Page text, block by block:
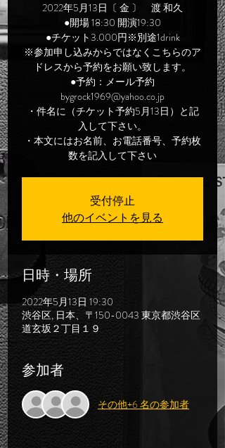
2022年5月13日〔 金 〕 渡 和久
●開場 18:30 開演19:30
●チケット3.000円※別途1drink
※参加申し込みからではなくこちらのア
ドレスから予約をお願い致します。
●予約：メール予約
bygrock1969@yahoo.co.jp
・件名に（チケット予約5月13日）と記
入して下さい。
・本文にはお名前、お電話番号、予約枚
数を記入して下さい
受付停止
他のイベントを見る
日時・場所
2022年5月13日 19:30
渋谷区, 日本、〒150-0043 東京都渋谷区
道玄坂２丁目１９
参加者
その他+6 名の参加者